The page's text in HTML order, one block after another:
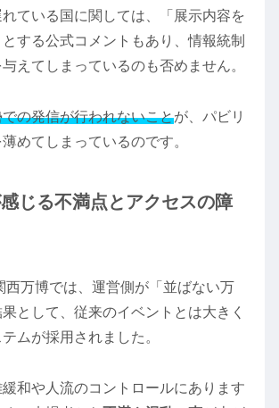
ている国に関しては、「展示内容を
する公式コメントもあり、情報統制
えてしまっているのも否めません。
の発信が行われないことが、パビリ
めてしまっているのです。
じる不満点とアクセスの障
西万博では、運営側が「並ばない万
として、従来のイベントとは大きく
ムが採用されました。
和や人流のコントロールにあります